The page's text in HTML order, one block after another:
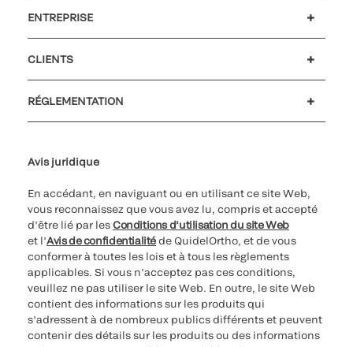
ENTREPRISE
CLIENTS
RÉGLEMENTATION
Avis juridique
En accédant, en naviguant ou en utilisant ce site Web,
vous reconnaissez que vous avez lu, compris et accepté
d’être lié par lesConditions d’utilisation du site Web
et l’Avis de confidentialitéde QuidelOrtho, et de vous
conformer à toutes les lois et à tous les règlements
applicables. Si vous n’acceptez pas ces conditions,
veuillez ne pas utiliser le site Web. En outre, le site Web
contient des informations sur les produits qui
s’adressent à de nombreux publics différents et peuvent
contenir des détails sur les produits ou des informations